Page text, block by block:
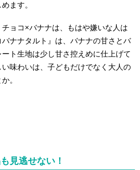
ます。
ョコ×バナナは、もはや嫌いな人は
ナナタルト』は、バナナの甘さとバ
ト生地は少し甘さ控えめに仕上げて
味わいは、子どもだけでなく大人の
。
見逃せない！